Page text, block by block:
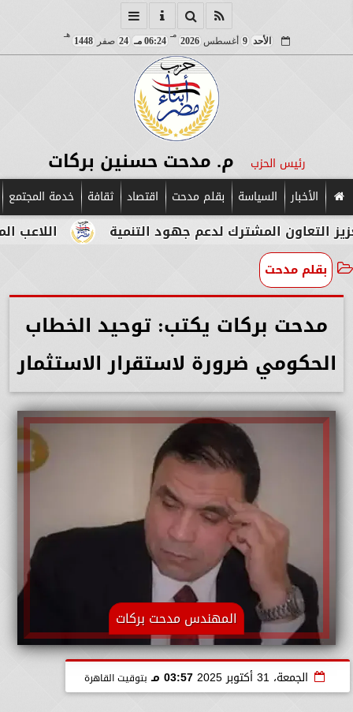
الأحد 9 أغسطس2026
مـ
06:24 مـ 24 صفر1448
هـ
رئيس الحزب م. مدحت حسنين بركات
الأخبار السياسة بقلم مدحت اقتصاد ثقافة خدمة المجتمع
اللاعب المصري المشترك لدعم جهود التنمية
بقلم مدحت
مدحت بركات يكتب: توحيد الخطاب
الحكومي ضرورة لاستقرار الاستثمار
المهندس مدحت بركات
الجمعة، 31 أكتوبر 2025 03:57 مـ بتوقيت القاهرة